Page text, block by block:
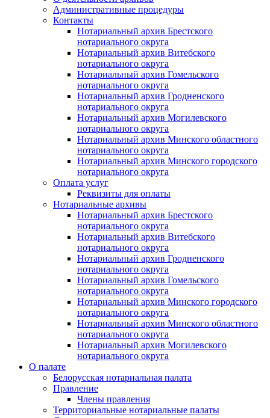
Административные процедуры
Контакты
Нотариальный архив Брестского
нотариального округа
Нотариальный архив Витебского
нотариального округа
Нотариальный архив Гомельского
нотариального округа
Нотариальный архив Гродненского
нотариального округа
Нотариальный архив Могилевского
нотариального округа
Нотариальный архив Минского областного
нотариального округа
Нотариальный архив Минского городского
нотариального округа
Оплата услуг
Реквизиты для оплаты
Нотариальные архивы
Нотариальный архив Брестского
нотариального округа
Нотариальный архив Витебского
нотариального округа
Нотариальный архив Гродненского
нотариального округа
Нотариальный архив Гомельского
нотариального округа
Нотариальный архив Минского городского
нотариального округа
Нотариальный архив Минского областного
нотариального округа
Нотариальный архив Могилевского
нотариального округа
О палате
Белорусская нотариальная палата
Правление
Члены правления
Территориальные нотариальные палаты